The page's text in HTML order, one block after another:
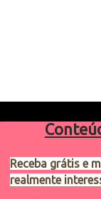
Receba grátis e
realmente